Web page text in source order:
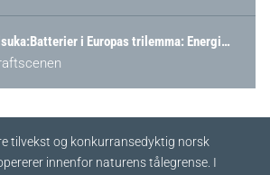
Arendalsuka:Batterier i Europas trilemma: Energisikkerhet, konkurransekraft og bærekraft (Battery Norway-arrangement)
tilvekst og konkurransedyktig norsk
innenfor naturens tålegrense. I